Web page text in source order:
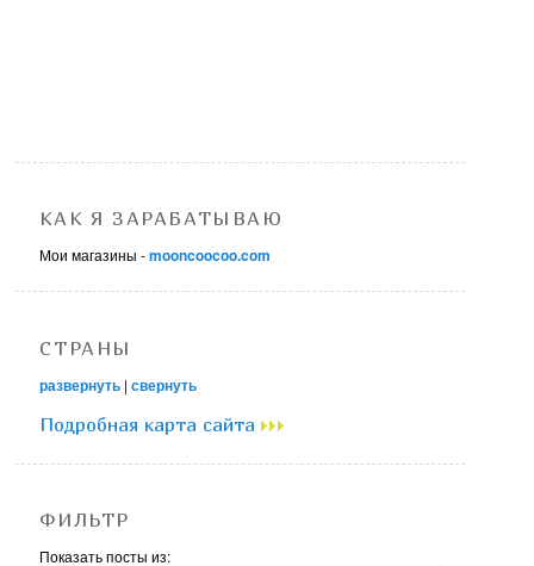
КАК Я ЗАРАБАТЫВАЮ
Мои магазины -mooncoocoo.com
СТРАНЫ
развернуть |свернуть
Подробная карта сайта
ФИЛЬТР
Показать посты из: